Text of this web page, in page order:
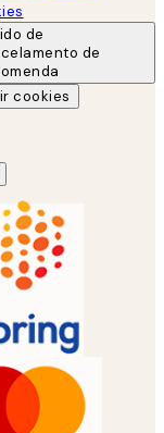
de
de
cookies